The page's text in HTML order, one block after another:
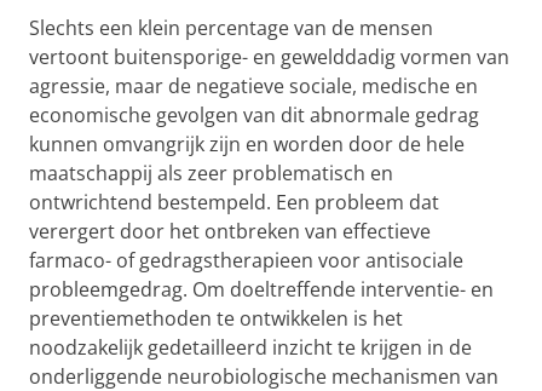
Slechts een klein percentage van de mensen
vertoont buitensporige- en gewelddadig vormen van
agressie, maar de negatieve sociale, medische en
economische gevolgen van dit abnormale gedrag
kunnen omvangrijk zijn en worden door de hele
maatschappij als zeer problematisch en
ontwrichtend bestempeld. Een probleem dat
verergert door het ontbreken van effectieve
farmaco- of gedragstherapieen voor antisociale
probleemgedrag. Om doeltreffende interventie- en
preventiemethoden te ontwikkelen is het
noodzakelijk gedetailleerd inzicht te krijgen in de
onderliggende neurobiologische mechanismen van